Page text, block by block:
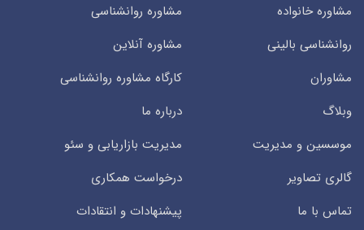
مشاوره خانواده
مشاوره روانشناسی
روانشناسی بالینی
مشاوره آنلاین
مشاوران
کارگاه مشاوره روانشناسی
وبلاگ
درباره ما
موسسین و مدیریت
مدیریت بازاریابی و سئو
گالری تصاویر
درخواست همکاری
تماس با ما
پیشنهادات و انتقادات